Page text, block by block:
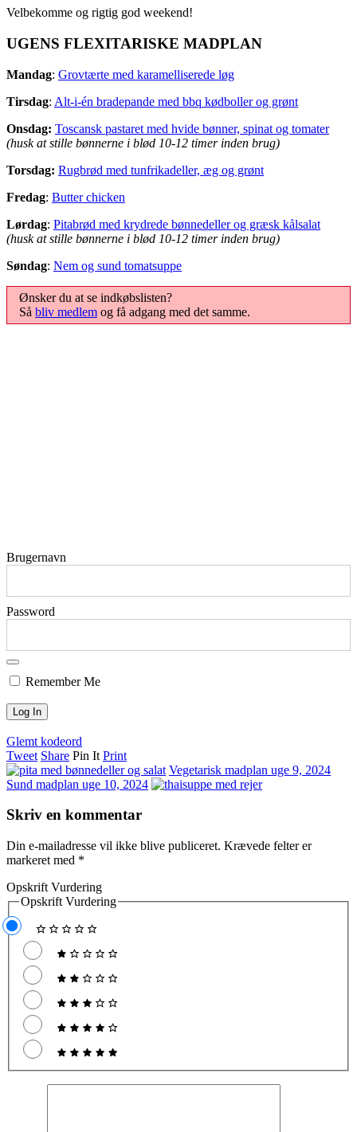
Velbekomme og rigtig god weekend!
UGENS FLEXITARISKE MADPLAN
Mandag: Grovtærte med karamelliserede løg
Tirsdag: Alt-i-én bradepande med bbq kødboller og grønt
Onsdag: Toscansk pastaret med hvide bønner, spinat og tomater
(husk at stille bønnerne i blød 10-12 timer inden brug)
Torsdag: Rugbrød med tunfrikadeller, æg og grønt
Fredag: Butter chicken
Lørdag: Pitabrød med krydrede bønnedeller og græsk kålsalat
(husk at stille bønnerne i blød 10-12 timer inden brug)
Søndag: Nem og sund tomatsuppe
Ønsker du at se indkøbslisten?
Så bliv medlem og få adgang med det samme.
Brugernavn
Password
Remember Me
Glemt kodeord
Tweet Share Pin It Print
Vegetarisk madplan uge 9, 2024
Sund madplan uge 10, 2024
Skriv en kommentar
Din e-mailadresse vil ikke blive publiceret. Krævede felter er
markeret med *
Opskrift Vurdering
Opskrift Vurdering